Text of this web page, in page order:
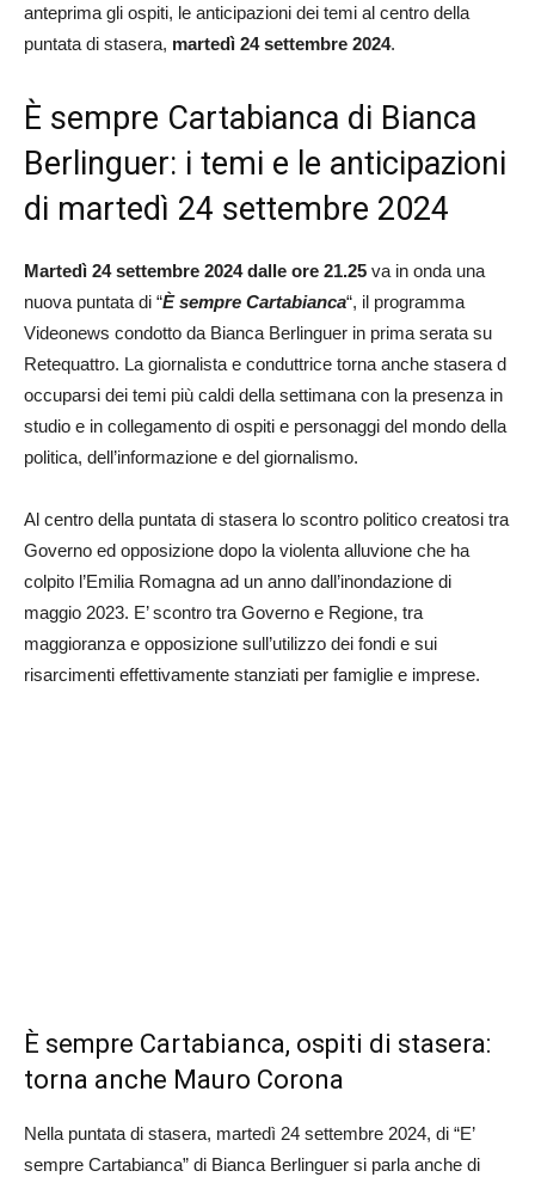
anteprima gli ospiti, le anticipazioni dei temi al centro della
puntata di stasera, martedì 24 settembre 2024.
È sempre Cartabianca di Bianca
Berlinguer: i temi e le anticipazioni
di martedì 24 settembre 2024
Martedì 24 settembre 2024 dalle ore 21.25 va in onda una
nuova puntata di “È sempre Cartabianca“, il programma
Videonews condotto da Bianca Berlinguer in prima serata su
Retequattro. La giornalista e conduttrice torna anche stasera d
occuparsi dei temi più caldi della settimana con la presenza in
studio e in collegamento di ospiti e personaggi del mondo della
politica, dell’informazione e del giornalismo.
Al centro della puntata di stasera lo scontro politico creatosi tra
Governo ed opposizione dopo la violenta alluvione che ha
colpito l’Emilia Romagna ad un anno dall’inondazione di
maggio 2023. E’ scontro tra Governo e Regione, tra
maggioranza e opposizione sull’utilizzo dei fondi e sui
risarcimenti effettivamente stanziati per famiglie e imprese.
È sempre Cartabianca, ospiti di stasera:
torna anche Mauro Corona
Nella puntata di stasera, martedì 24 settembre 2024, di “E’
sempre Cartabianca” di Bianca Berlinguer si parla anche di